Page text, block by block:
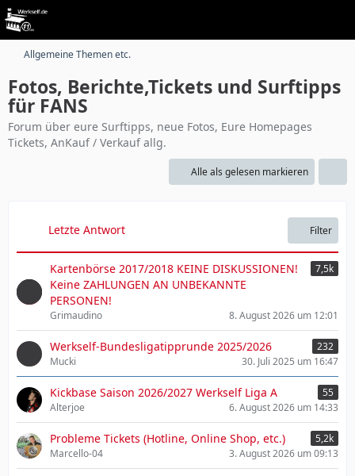
Allgemeine Themen etc.
Fotos, Berichte,Tickets und Surftipps
für FANS
Forum über eure Surftipps, neue Fotos, Eure Homepages
Tickets, AnKauf / Verkauf allg.
Alle als gelesen markieren
Letzte Antwort Filter
Kartenbörse 2017/2018 KEINE DISKUSSIONEN!
Keine ZAHLUNGEN AN UNBEKANNTE
PERSONEN!
7,5k
Grimaudino 8. August 2026 um 12:01
Werkself-Bundesligatipprunde 2025/2026
232
Mucki
30. Juli 2025 um 16:47
Kickbase Saison 2026/2027 Werkself Liga A
55
Alterjoe
6. August 2026 um 14:33
Probleme Tickets (Hotline, Online Shop, etc.)
5,2k
Marcello-04
3. August 2026 um 09:13